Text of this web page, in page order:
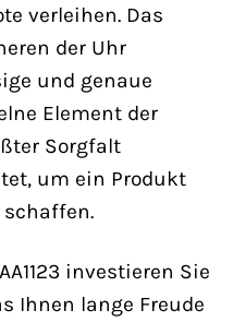
verleihen. Das
der Uhr
und genaue
Element der
Sorgfalt
um ein Produkt
investieren Sie
Ihnen lange Freude